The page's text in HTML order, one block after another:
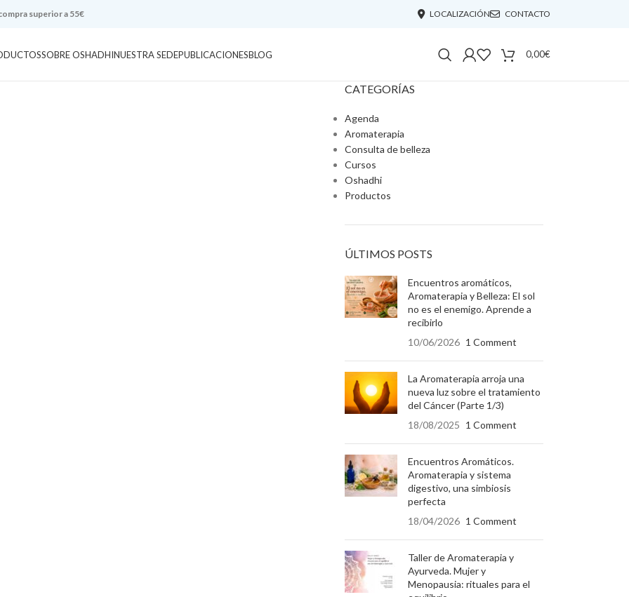
superior a 55€ LOCALIZACIÓN CONTACTO
SOBRE OSHADHINUESTRA SEDEPUBLICACIONESBLOG 0,00€
CATEGORÍAS
Agenda
Aromaterapia
Consulta de belleza
Cursos
Oshadhi
Productos
ÚLTIMOS POSTS
Encuentros aromáticos,
Aromaterapia y Belleza: El sol
no es el enemigo. Aprende a
recibirlo
10/06/2026 1 Comment
La Aromaterapia arroja una
nueva luz sobre el tratamiento
del Cáncer (Parte 1/3)
18/08/2025 1 Comment
Encuentros Aromáticos.
Aromaterapia y sistema
digestivo, una simbiosis
perfecta
18/04/2026 1 Comment
Taller de Aromaterapia y
Ayurveda. Mujer y
Menopausia: rituales para el